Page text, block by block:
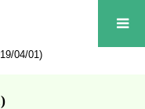
04/01)